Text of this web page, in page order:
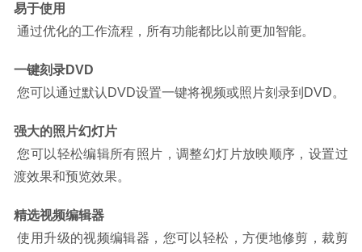
易于使用
通过优化的工作流程，所有功能都比以前更加智能。
一键刻录DVD
您可以通过默认DVD设置一键将视频或照片刻录到DVD。
强大的照片幻灯片
您可以轻松编辑所有照片，调整幻灯片放映顺序，设置过
渡效果和预览效果。
精选视频编辑器
使用升级的视频编辑器，您可以轻松，方便地修剪，裁剪